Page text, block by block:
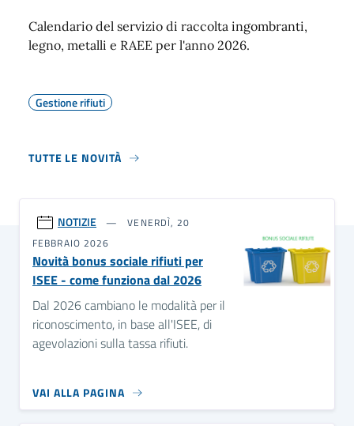
Calendario del servizio di raccolta ingombranti,
legno, metalli e RAEE per l'anno 2026.
Gestione rifiuti
TUTTE LE NOVITÀ
NOTIZIE
VENERDÌ, 20
FEBBRAIO 2026
Novità bonus sociale rifiuti per
ISEE - come funziona dal 2026
Dal 2026 cambiano le modalità per il
riconoscimento, in base all'ISEE, di
agevolazioni sulla tassa rifiuti.
VAI ALLA PAGINA